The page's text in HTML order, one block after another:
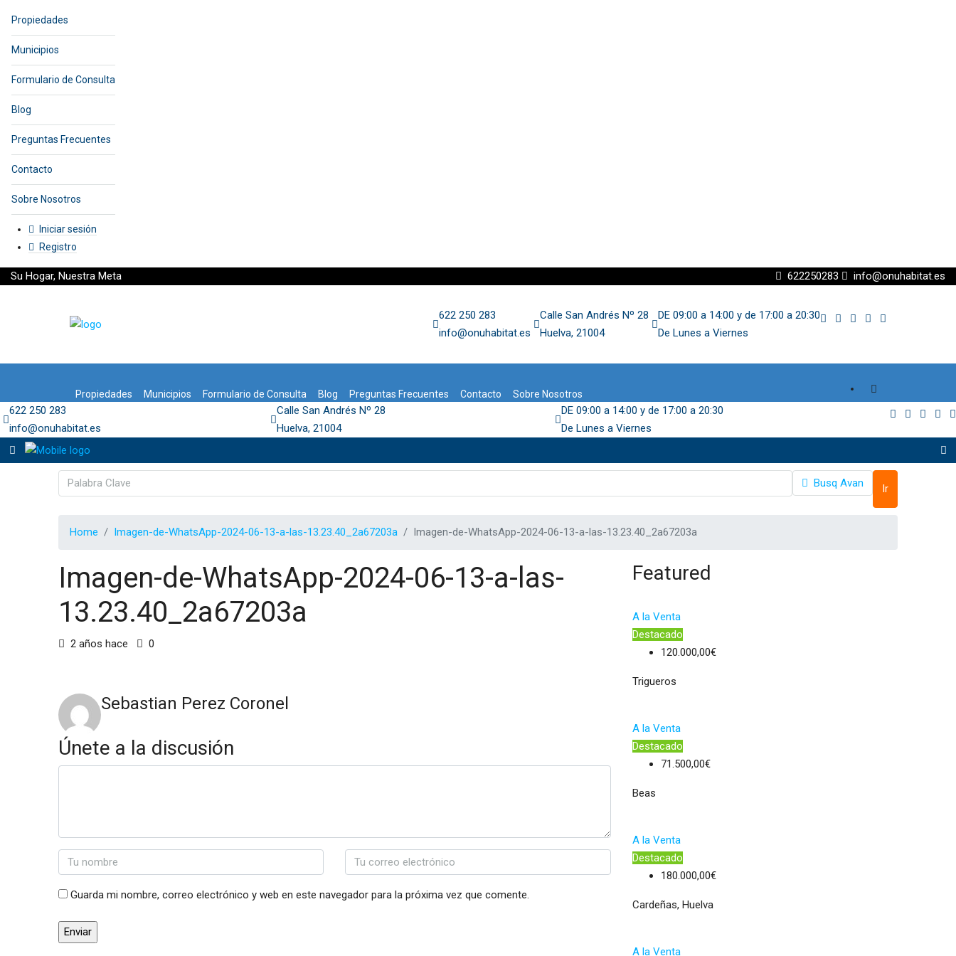
Propiedades
Municipios
Formulario de Consulta
Blog
Preguntas Frecuentes
Contacto
Sobre Nosotros
Iniciar sesión
Registro
Su Hogar, Nuestra Meta 622250283 info@onuhabitat.es
622 250 283
info@onuhabitat.es
Calle San Andrés Nº 28
Huelva, 21004
DE 09:00 a 14:00 y de 17:00 a 20:30
De Lunes a Viernes
Propiedades Municipios Formulario de Consulta Blog Preguntas Frecuentes Contacto Sobre Nosotros
622 250 283
info@onuhabitat.es
Calle San Andrés Nº 28
Huelva, 21004
DE 09:00 a 14:00 y de 17:00 a 20:30
De Lunes a Viernes
Busq Avan Ir
Home Imagen-de-WhatsApp-2024-06-13-a-las-13.23.40_2a67203a Imagen-de-WhatsApp-2024-06-13-a-las-13.23.40_2a67203a
Imagen-de-WhatsApp-2024-06-13-a-las-
13.23.40_2a67203a
2 años hace 0
Sebastian Perez Coronel
Únete a la discusión
Guarda mi nombre, correo electrónico y web en este navegador para la próxima vez que comente.
Featured
A la Venta
Destacado
120.000,00€
Trigueros
A la Venta
Destacado
71.500,00€
Beas
A la Venta
Destacado
180.000,00€
Cardeñas, Huelva
A la Venta